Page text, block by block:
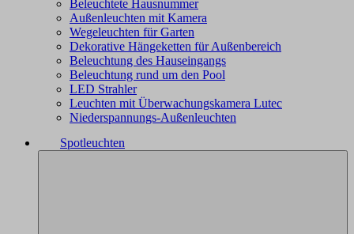
Beleuchtete Hausnummer
Außenleuchten mit Kamera
Wegeleuchten für Garten
Dekorative Hängeketten für Außenbereich
Beleuchtung des Hauseingangs
Beleuchtung rund um den Pool
LED Strahler
Leuchten mit Überwachungskamera Lutec
Niederspannungs-Außenleuchten
Spotleuchten